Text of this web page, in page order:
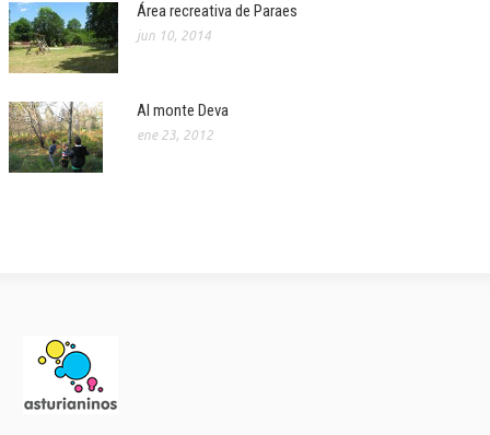
Área recreativa de Paraes
jun 10, 2014
Al monte Deva
ene 23, 2012